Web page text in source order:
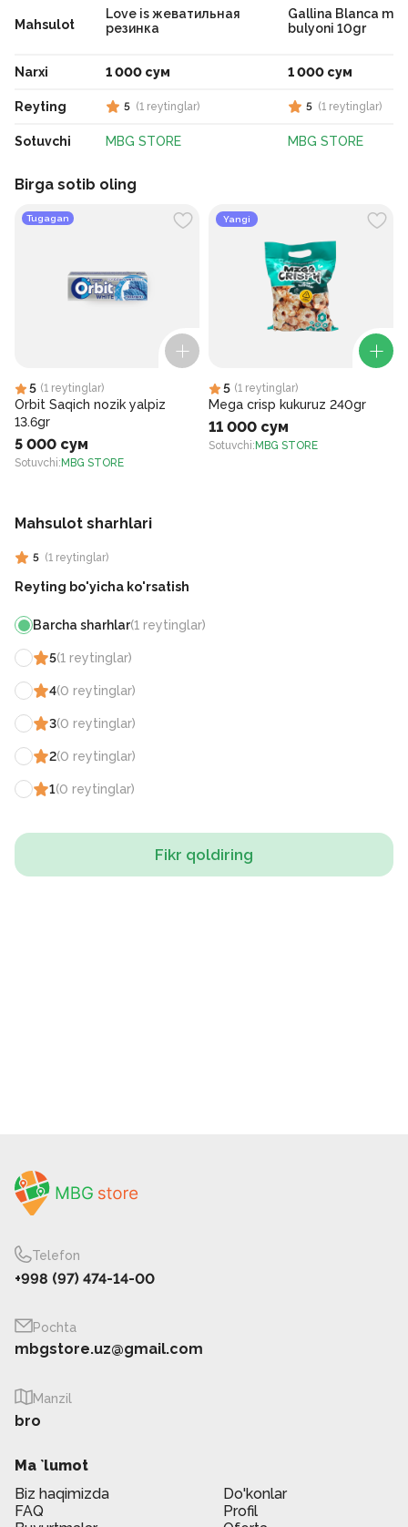
Mahsulot
Narxi
Reyting
Sotuvchi
Love is жеватильная
резинка
1 000 сум
5 (1 reytinglar)
MBG STORE
Gallina Blanca
bulyoni 10gr
1 000 сум
5 (1 reytinglar)
MBG STORE
Birga sotib oling
Tugagan
5 (1 reytinglar)
Orbit Saqich nozik yalpiz
13.6gr
5 000 сум
Sotuvchi: MBG STORE
Yangi
5 (1 reytinglar)
Mega crisp kukuruz 240gr
11 000 сум
Sotuvchi: MBG STORE
Mahsulot sharhlari
5 (1 reytinglar)
Reyting bo'yicha ko'rsatish
Barcha sharhlar(1 reytinglar)
5(1 reytinglar)
4(0 reytinglar)
3(0 reytinglar)
2(0 reytinglar)
1(0 reytinglar)
Fikr qoldiring
Telefon
+998 (97) 474-14-00
Pochta
mbgstore.uz@gmail.com
Manzil
bro
Ma `lumot
Biz haqimizda
Do'konlar
FAQ
Profil